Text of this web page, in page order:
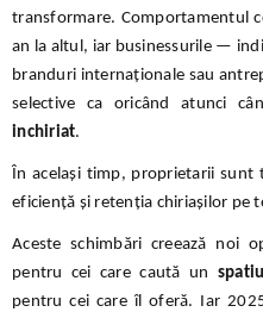
transformare. Comportamentul
an la altul, iar businessurile —
branduri internaționale sau
selective ca oricând atunci
inchiriat.
În același timp, proprietarii
eficiență și retenția chiriașilor pe
Aceste schimbări creează noi
pentru cei care caută un
pentru cei care îl oferă. Iar